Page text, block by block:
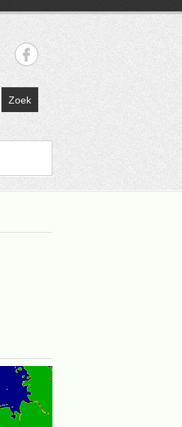
Zoek